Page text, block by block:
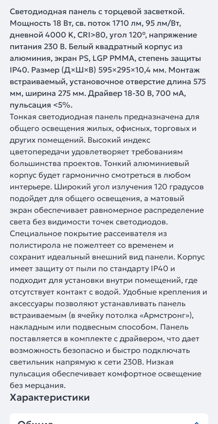
Светодиодная панель с торцевой заcветкой.
Мощность 18 Вт, св. поток 1710 лм, 95 лм/Вт,
дневной 4000 K, CRI>80, угол 120°, напряжение
питания 230 В. Белый квадратный корпус из
алюминия, экран PS, LGP PMMA, степень защиты
IP40. Размер (Д×Ш×В) 595×295×10,4 мм. Монтаж
встраиваемый, установочное отверстие длина 575
мм, ширина 275 мм. Драйвер 18-30 В, 700 мА,
пульсация <5%.
Тонкая светодиодная панель предназначена для
общего освещения жилых, офисных, торговых и
других помещений. Высокий индекс
цветопередачи удовлетворяет требованиям
большинства проектов. Тонкий алюминиевый
корпус будет гармонично смотреться в любом
интерьере. Широкий угол излучения 120 градусов
подойдет для общего освещения, а матовый
экран обеспечивает равномерное распределение
света без видимости точек светодиодов.
Специальное покрытие рассеивателя из
полистирола не пожелтеет со временем и
сохранит идеальный внешний вид панели. Корпус
имеет защиту от пыли по стандарту IP40 и
подходит для установки внутри помещений, где
отсутствует контакт с водой. Удобные крепления и
аксессуары позволяют устанавливать панель
встраиваемым (в ячейку потолка «Армстронг»),
накладным или подвесным способом. Панель
поставляется в комплекте с драйвером, что дает
возможность безопасно и быстро подключать
светильник напрямую к сети 230В. Низкая
пульсация обеспечивает комфортное освещение
без мерцания.
Характеристики